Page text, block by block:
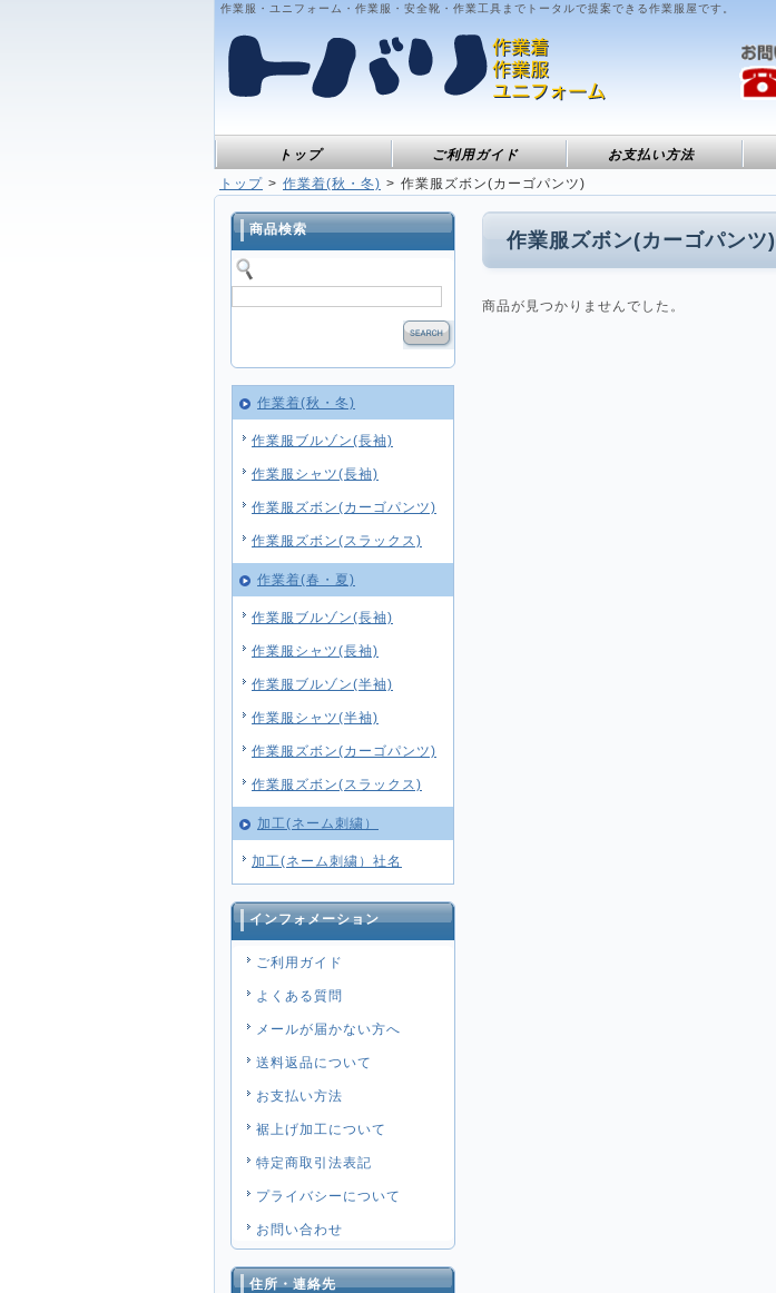
作業服・ユニフォーム・作業服・安全靴・作業工具までトータルで提案できる作業服屋です。
トップ ご利用ガイド お支払い方法
トップ 作業着(秋・冬) 作業服ズボン(カーゴパンツ)
商品検索
作業着(秋・冬)
作業服ブルゾン(長袖)
作業服シャツ(長袖)
作業服ズボン(カーゴパンツ)
作業服ズボン(スラックス)
作業着(春・夏)
作業服ブルゾン(長袖)
作業服シャツ(長袖)
作業服ブルゾン(半袖)
作業服シャツ(半袖)
作業服ズボン(カーゴパンツ)
作業服ズボン(スラックス)
加工(ネーム刺繍）
加工(ネーム刺繍）社名
インフォメーション
ご利用ガイド
よくある質問
メールが届かない方へ
送料返品について
お支払い方法
裾上げ加工について
特定商取引法表記
プライバシーについて
お問い合わせ
住所・連絡先
作業服ズボン(カーゴパンツ)
商品が見つかりませんでした。